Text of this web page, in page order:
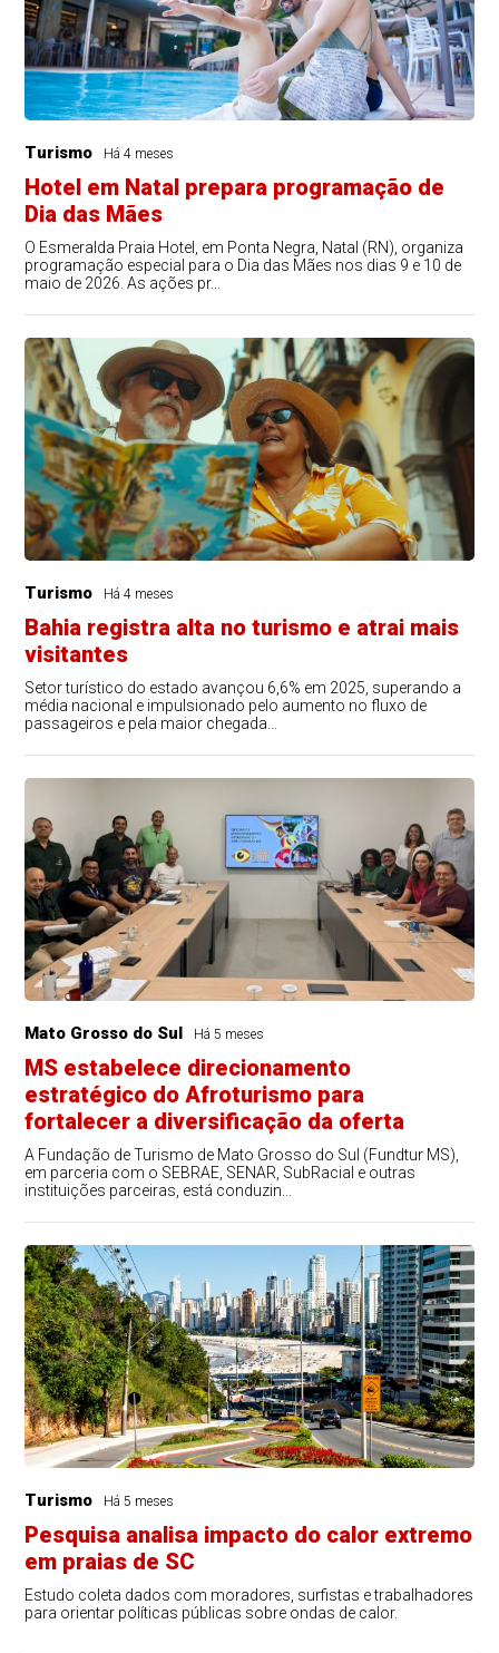
Turismo Há 4 meses
Hotel em Natal prepara programação de
Dia das Mães
O Esmeralda Praia Hotel, em Ponta Negra, Natal (RN), organiza
programação especial para o Dia das Mães nos dias 9 e 10 de
maio de 2026. As ações pr...
Turismo Há 4 meses
Bahia registra alta no turismo e atrai mais
visitantes
Setor turístico do estado avançou 6,6% em 2025, superando a
média nacional e impulsionado pelo aumento no fluxo de
passageiros e pela maior chegada...
Mato Grosso do Sul Há 5 meses
MS estabelece direcionamento
estratégico do Afroturismo para
fortalecer a diversificação da oferta
A Fundação de Turismo de Mato Grosso do Sul (Fundtur MS),
em parceria com o SEBRAE, SENAR, SubRacial e outras
instituições parceiras, está conduzin...
Turismo Há 5 meses
Pesquisa analisa impacto do calor extremo
em praias de SC
Estudo coleta dados com moradores, surfistas e trabalhadores
para orientar políticas públicas sobre ondas de calor.